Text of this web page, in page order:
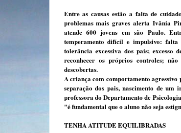
Entre as causas estão a falta de
problemas mais graves alerta Ivânia
atende 600 jovens em são Paulo.
temperamento difícil e impulsivo:
tolerância excessiva dos pais; excesso
reconhecer os próprios controles;
descobertas.
A criança com comportamento agressivo
se­paração dos pais, nascimento de
professora do Departamento de
"é fundamental que o aluno não seja
TENHA ATITUDE EQUILIBRADAS